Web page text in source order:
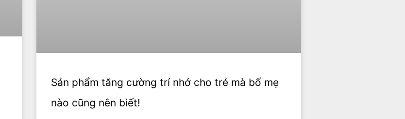
Sản phẩm tăng cường trí nhớ cho trẻ mà bố mẹ
nào cũng nên biết!